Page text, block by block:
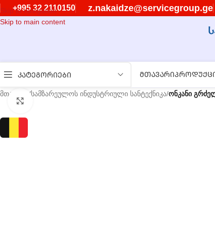
Skip to navigation
Skip to main content
+995 32 2110150 z.nakaidze@servicegroup.ge
ᲙᲐᲢᲔᲒᲝᲠᲘᲔᲑᲘ ᲛᲗᲐᲕᲐᲠᲘ
მთავარი /სამზარეულოს ინდუსტრიული სანტექნიკა/ონკანი
გასადიდებლად დააწკაპუნეთ